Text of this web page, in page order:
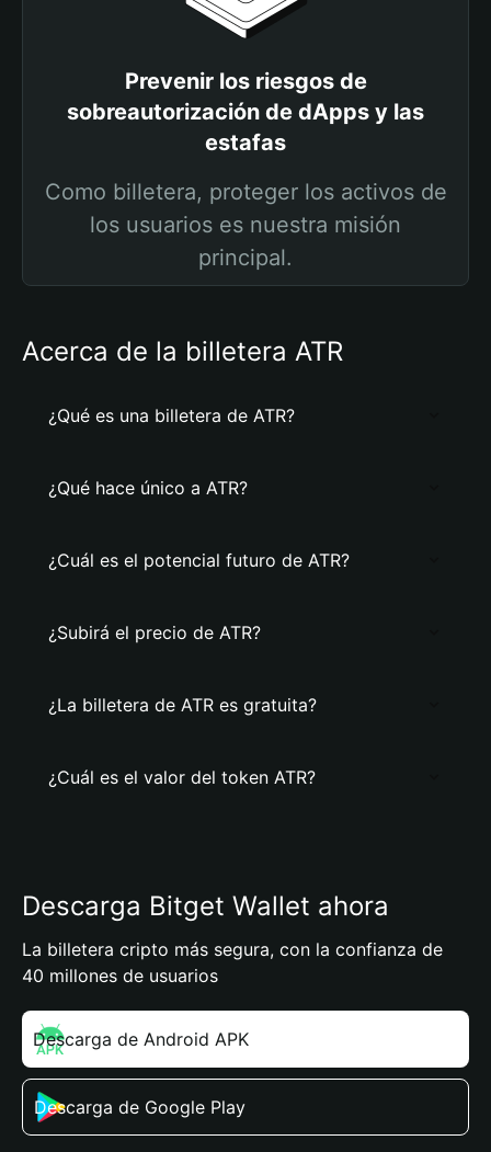
Prevenir los riesgos de
sobreautorización de dApps y las
estafas
Como billetera, proteger los activos de
los usuarios es nuestra misión
principal.
Acerca de la billetera ATR
¿Qué es una billetera de ATR?
¿Qué hace único a ATR?
¿Cuál es el potencial futuro de ATR?
¿Subirá el precio de ATR?
¿La billetera de ATR es gratuita?
¿Cuál es el valor del token ATR?
Descarga Bitget Wallet ahora
La billetera cripto más segura, con la confianza de
40 millones de usuarios
Descarga de Android APK
Descarga de Google Play